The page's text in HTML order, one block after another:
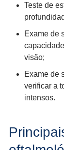
Teste de
Exame de
visão;
Exame de
verificar a
intensos.